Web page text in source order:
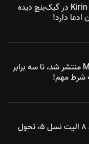
پردازنده ۹ هسته‌ای Kirin 9030 در گیک‌بنچ دیده
دارد!
مقایسه‌ی عملکرد M5 و M4 منتشر شد، تا سه برابر
شرط مهم!
بررسی عملکرد اسنپدراگون ۸ الیت نسل ۵، تحول